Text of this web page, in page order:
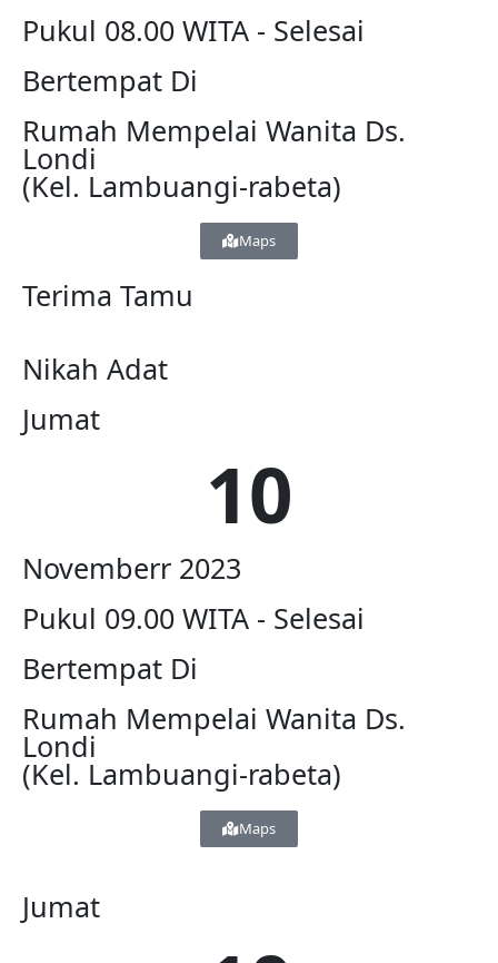
Pukul 08.00 WITA - Selesai
Bertempat Di
Rumah Mempelai Wanita Ds.
Londi
(Kel. Lambuangi-rabeta)
Maps
Terima Tamu
Nikah Adat
Jumat
10
Novemberr 2023
Pukul 09.00 WITA - Selesai
Bertempat Di
Rumah Mempelai Wanita Ds.
Londi
(Kel. Lambuangi-rabeta)
Maps
Jumat